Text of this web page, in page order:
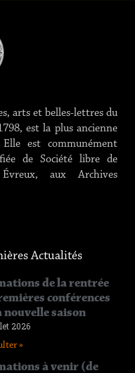
arts et belles-lettres du
est la plus ancienne
est communément
de Société libre de
aux Archives
l’Eure
juin 2026
Actualités
de la rentrée
conférences
nouvelle saison
2026
»
à venir (de